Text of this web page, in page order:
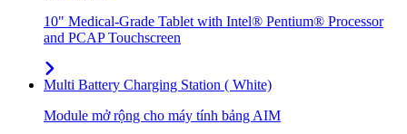
10" Medical-Grade Tablet with Intel® Pentium® Processor
and PCAP Touchscreen
Multi Battery Charging Station ( White)
Module mở rộng cho máy tính bảng AIM